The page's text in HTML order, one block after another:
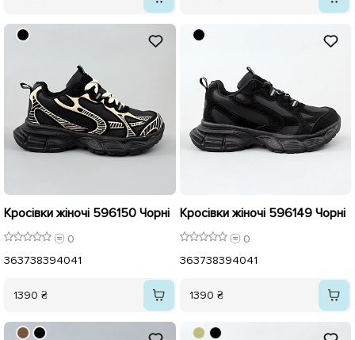
Кросівки жіночі 596150 Чорні
0
363738394041
1390 ₴
Кросівки жіночі 596149 Чорні
0
363738394041
1390 ₴